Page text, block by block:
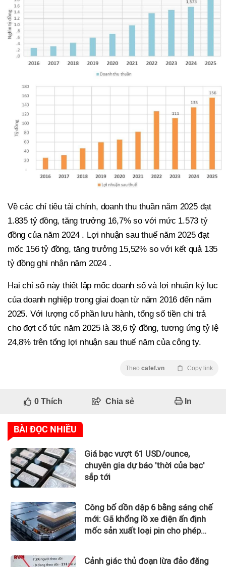
Về các chỉ tiêu tài chính, doanh thu thuần năm 2025 đạt
1.835 tỷ đồng, tăng trưởng 16,7% so với mức 1.573 tỷ
đồng của năm 2024 . Lợi nhuận sau thuế năm 2025 đạt
mốc 156 tỷ đồng, tăng trưởng 15,52% so với kết quả 135
tỷ đồng ghi nhận năm 2024 .
Hai chỉ số này thiết lập mốc doanh số và lợi nhuận kỷ lục
của doanh nghiệp trong giai đoạn từ năm 2016 đến năm
2025. Với lượng cổ phần lưu hành, tổng số tiền chi trả
cho đợt cổ tức năm 2025 là 38,6 tỷ đồng, tương ứng tỷ lệ
24,8% trên tổng lợi nhuận sau thuế năm của công ty.
Theo cafef.vn Copy link
0Thích Chia sẻ In
BÀI ĐỌC NHIỀU
Giá bạc vượt 61 USD/ounce,
chuyên gia dự báo 'thời của bạc'
sắp tới
Công bố dồn dập 6 bằng sáng chế
mới: Gã khổng lồ xe điện ấn định
mốc sản xuất loại pin cho phép
Cảnh giác thủ đoạn lừa đảo đăng